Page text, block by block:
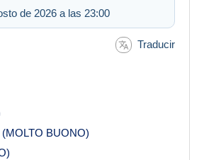
de 2026 a las 23:00
Traducir
BUONO)